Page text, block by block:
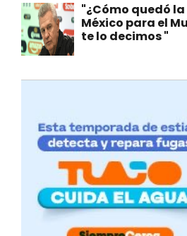
"¿Cómo quedó
México para el
te lo decimos "